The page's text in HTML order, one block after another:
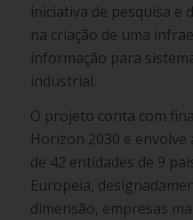
iniciativa de pesquisa e
na criação de uma
informação para
industrial.
O projeto conta com
Horizon 2030 e
de 42 entidades de 9
Europeia,
dimensão, empresas